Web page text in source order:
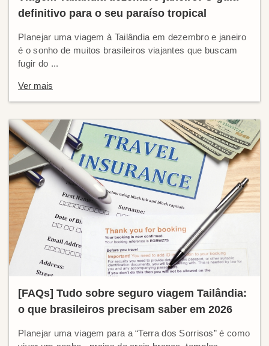
definitivo para o seu paraíso tropical
Planejar uma viagem à Tailândia em dezembro e janeiro
é o sonho de muitos brasileiros viajantes que buscam
fugir do ...
Ver mais
[FAQs] Tudo sobre seguro viagem Tailândia:
o que brasileiros precisam saber em 2026
Planejar uma viagem para a “Terra dos Sorrisos” é como